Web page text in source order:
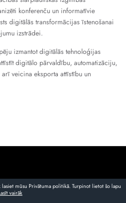
mūsu Privātuma politikā. Turpinot lietot šo lapu
vairāk
konferenču un informatīvie
digitālās transformācijas īstenošanai
izstrādei.
izmantot digitālās tehnoloģijas
digitālo pārvaldību, automatizāciju,
veicina eksporta attīstību un
piedāvājumiem